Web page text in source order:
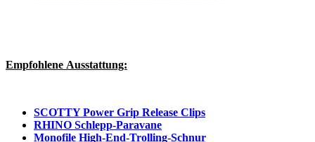
Empfohlene Ausstattung:
SCOTTY Power Grip Release Clips
RHINO Schlepp-Paravane
Monofile High-End-Trolling-Schnur